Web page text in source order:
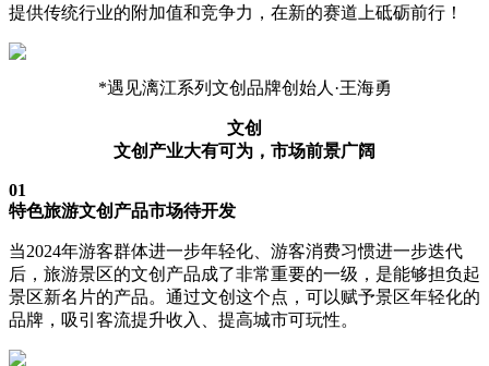
提供传统行业的附加值和竞争力，在新的赛道上砥砺前行！
*遇见漓江系列文创品牌创始人·王海勇
文创
文创产业大有可为，市场前景广阔
01
特色旅游文创产品市场待开发
当2024年游客群体进一步年轻化、游客消费习惯进一步迭代
后，旅游景区的文创产品成了非常重要的一级，是能够担负起
景区新名片的产品。通过文创这个点，可以赋予景区年轻化的
品牌，吸引客流提升收入、提高城市可玩性。